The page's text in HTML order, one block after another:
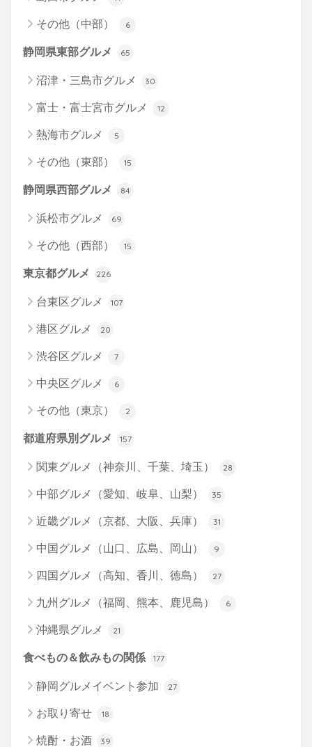
その他（中部） 6
静岡県東部グルメ 65
沼津・三島市グルメ 30
富士・富士宮市グルメ 12
熱海市グルメ 5
その他（東部） 15
静岡県西部グルメ 84
浜松市グルメ 69
その他（西部） 15
東京都グルメ 226
台東区グルメ 107
港区グルメ 20
渋谷区グルメ 7
中央区グルメ 6
その他（東京） 2
都道府県別グルメ 157
関東グルメ（神奈川、千葉、埼玉） 28
中部グルメ（愛知、岐阜、山梨） 35
近畿グルメ（京都、大阪、兵庫） 31
中国グルメ（山口、広島、岡山） 9
四国グルメ（高知、香川、徳島） 27
九州グルメ（福岡、熊本、鹿児島） 6
沖縄県グルメ 21
食べもの＆飲みもの関係 177
静岡グルメイベント参加 27
お取り寄せ 18
焼酎・お酒 39